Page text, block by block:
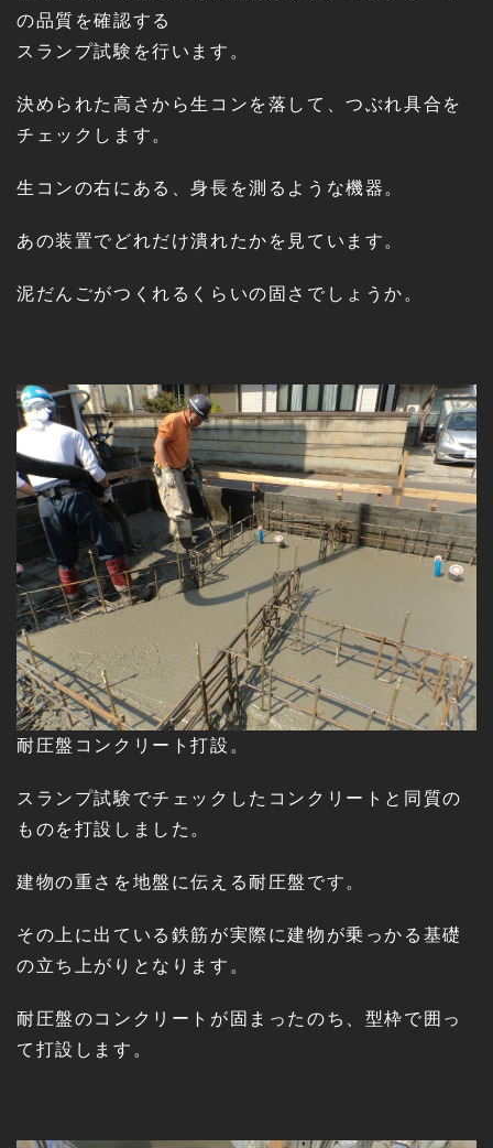
の品質を確認する
スランプ試験を行います。
決められた高さから生コンを落して、つぶれ具合を
チェックします。
生コンの右にある、身長を測るような機器。
あの装置でどれだけ潰れたかを見ています。
泥だんごがつくれるくらいの固さでしょうか。
耐圧盤コンクリート打設。
スランプ試験でチェックしたコンクリートと同質の
ものを打設しました。
建物の重さを地盤に伝える耐圧盤です。
その上に出ている鉄筋が実際に建物が乗っかる基礎
の立ち上がりとなります。
耐圧盤のコンクリートが固まったのち、型枠で囲っ
て打設します。